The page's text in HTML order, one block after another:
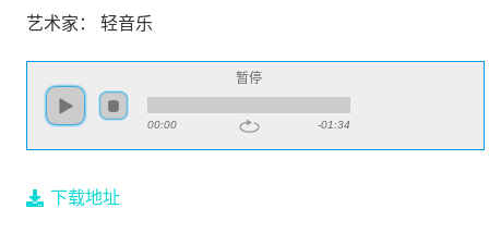
艺术家： 轻音乐
暂停
00:00 -01:34
下载地址